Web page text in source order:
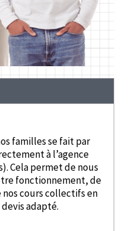
familles se fait par
à l’agence
Cela permet de nous
fonctionnement, de
cours collectifs en
adapté.